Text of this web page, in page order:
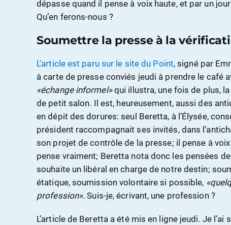
dépasse quand il pense à voix haute, et par un
Qu’en ferons-nous ?
Soumettre la presse à la
L’article est paru sur le site du Point, signé par
à carte de presse conviés jeudi à prendre le café
«échange informel»qui illustra, une fois de plus,
de petit salon. Il est, heureusement, aussi des
en dépit des dorures: seul Beretta, à l’Élysée,
président raccompagnait ses invités, dans
son projet de contrôle de la presse; il pense à
pense vraiment; Beretta nota donc les pensées
souhaite un libéral en charge de notre destin;
étatique, soumission volontaire si possible,
profession». Suis-je, écrivant, une profession ?
L’article de Beretta a été mis en ligne jeudi. Je l’ai